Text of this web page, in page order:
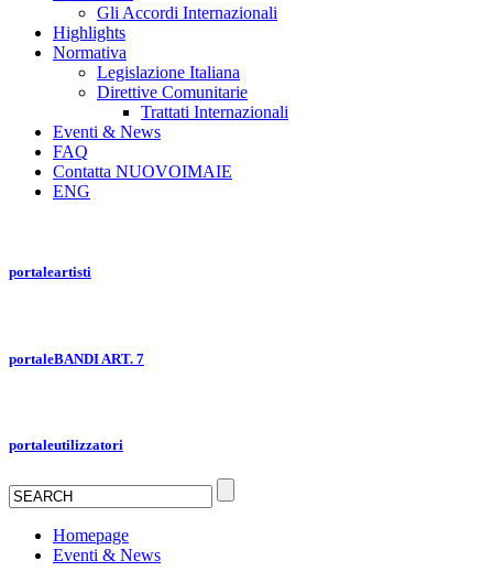
Gli Accordi Internazionali
Highlights
Normativa
Legislazione Italiana
Direttive Comunitarie
Trattati Internazionali
Eventi & News
FAQ
Contatta NUOVOIMAIE
ENG
portaleartisti
portaleBANDI ART. 7
portaleutilizzatori
Homepage
Eventi & News